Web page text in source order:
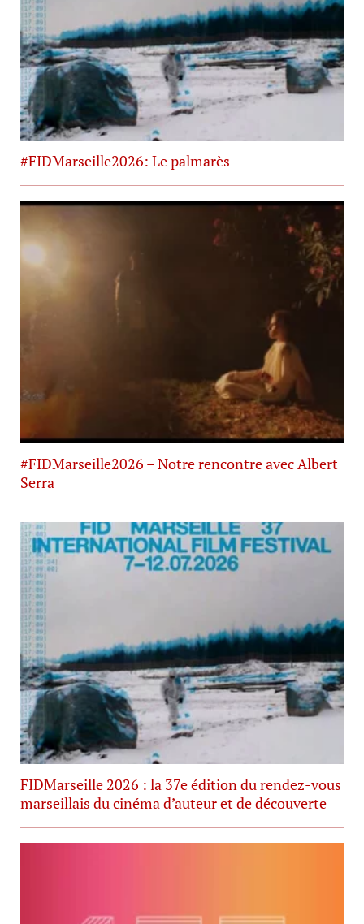
#FIDMarseille2026: Le palmarès
#FIDMarseille2026 – Notre rencontre avec Albert
Serra
FIDMarseille 2026 : la 37e édition du rendez-vous
marseillais du cinéma d’auteur et de découverte